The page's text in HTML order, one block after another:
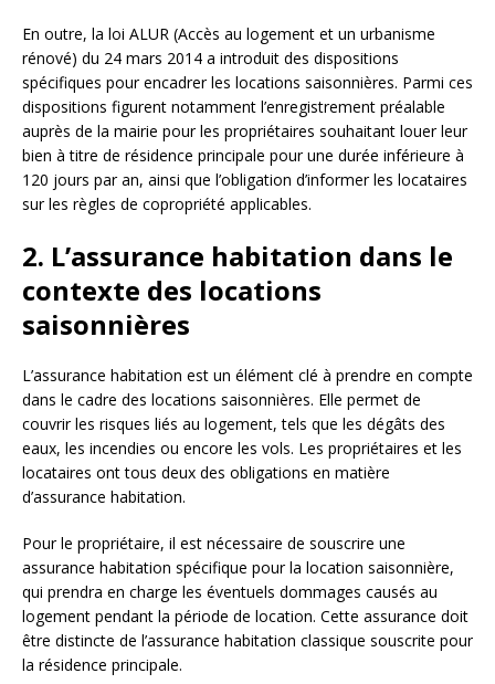
En outre, la loi ALUR (Accès au logement et un urbanisme
rénové) du 24 mars 2014 a introduit des dispositions
spécifiques pour encadrer les locations saisonnières. Parmi ces
dispositions figurent notamment l’enregistrement préalable
auprès de la mairie pour les propriétaires souhaitant louer leur
bien à titre de résidence principale pour une durée inférieure à
120 jours par an, ainsi que l’obligation d’informer les locataires
sur les règles de copropriété applicables.
2. L’assurance habitation dans le
contexte des locations
saisonnières
L’assurance habitation est un élément clé à prendre en compte
dans le cadre des locations saisonnières. Elle permet de
couvrir les risques liés au logement, tels que les dégâts des
eaux, les incendies ou encore les vols. Les propriétaires et les
locataires ont tous deux des obligations en matière
d’assurance habitation.
Pour le propriétaire, il est nécessaire de souscrire une
assurance habitation spécifique pour la location saisonnière,
qui prendra en charge les éventuels dommages causés au
logement pendant la période de location. Cette assurance doit
être distincte de l’assurance habitation classique souscrite pour
la résidence principale.